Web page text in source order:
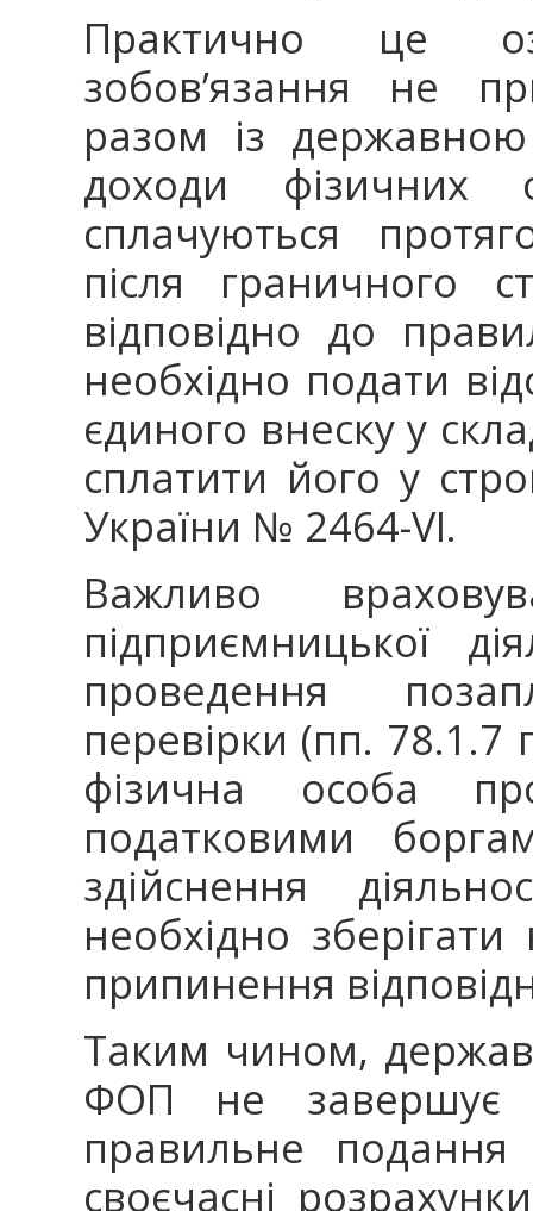
Практично це
зобов’язання не
разом із
доходи фізичних
сплачуються
після граничного
відповідно до
необхідно подати
єдиного внеску у
сплатити його у
України № 2464-VI.
Важливо
підприємницької
проведення
перевірки (пп. 78.1.7
фізична особа
податковими
здійснення
необхідно
припинення
Таким чином,
ФОП не завершує
правильне подання
своєчасні